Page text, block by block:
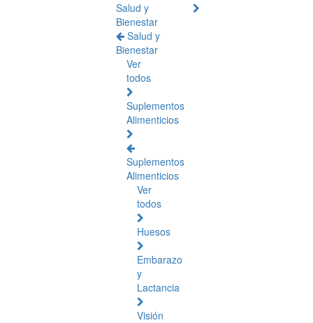
Salud y
Bienestar
Salud y
Bienestar
Ver
todos
Suplementos
Alimenticios
Suplementos
Alimenticios
Ver
todos
Huesos
Embarazo
y
Lactancia
Visión